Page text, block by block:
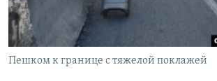
Пешком к границе с тяжелой поклажей